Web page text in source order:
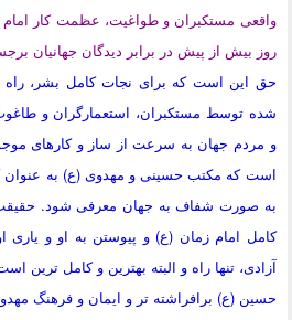
واقعی مستکبران و طواغیت، عظمت کار
روز بیش از پیش در برابر دیدگان جهانیان
حق این است که برای نجات کامل بشر، راه
شده توسط مستکبران، استعمارگران و
و مردم جهان به سرعت از ساز و کارهای
است که مکتب حسینی و مهدوی (ع) به عنوان
به صورت شفاف به جهان معرفی شود.
کامل امام زمان (ع) و پیوستن به او و
آزادی، تنها راه و البته بهترین و کامل ترین
حسین (ع) برافراشته تر و ایمان و فرهنگ